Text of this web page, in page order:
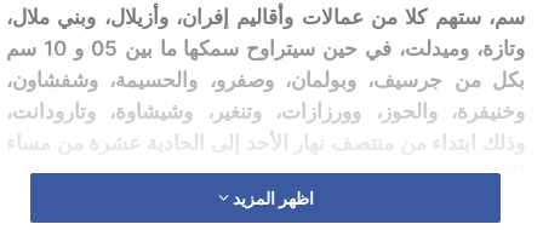
سم، ستهم كلا من عمالات وأقاليم إفران، وأزيلال، وبني ملال،
وتازة، وميدلت، في حين سيتراوح سمكها ما بين 05 و 10 سم
بكل من جرسيف، وبولمان، وصفرو، والحسيمة، وشفشاون،
وخنيفرة، والحوز، وورزازات، وتنغير، وشيشاوة، وتارودانت،
وذلك ابتداء من منتصف نهار الأحد إلى الحادية عشرة من مساء
الاثنين.
اظهر المزيد